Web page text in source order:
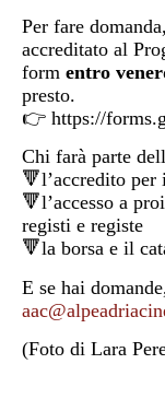
Per fare
accreditato al
form entro
presto.
👉 https://
Chi farà parte
🔻l’accredito per
🔻l’accesso a
registi e registe
🔻la borsa e il
E se hai
(Foto di Lara